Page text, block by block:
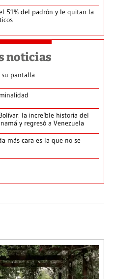
51% del padrón y le quitan la
noticias
pantalla​
la increíble historia del
y regresó a Venezuela
más cara es la que no se